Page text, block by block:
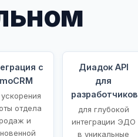
с
отдела
и
Диадок API
для
разработчиков
для глубокой
интеграции ЭДО
в уникальные